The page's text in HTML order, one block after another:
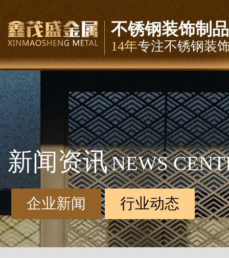
不锈钢装饰制品
14年专注不锈钢装
新闻资讯NEWS
企业新闻 行业动态